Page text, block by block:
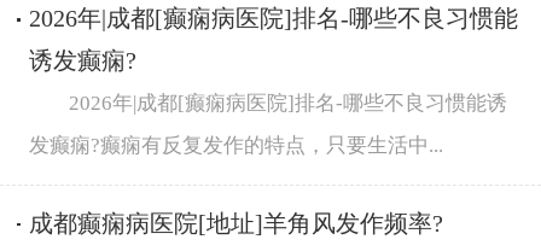
2026年|成都[癫痫病医院]排名-哪些不良习惯能
诱发癫痫?
2026年|成都[癫痫病医院]排名-哪些不良习惯能诱
发癫痫?癫痫有反复发作的特点，只要生活中...
成都癫痫病医院[地址]羊角风发作频率?